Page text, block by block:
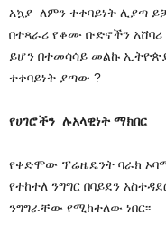
አኳያ ለምን ተቀባይነት ሊያጣ
በተጻራሪ የቆሙ ቡድኖችን
ይሆን በተመሳሳይ መልኩ
ተቀባይነት ያጣው ?
የሀገሮችን ሉአላዊነት ማክበር
የቀድሞው ፕሬዜዴንት ባራክ
የተከተለ ንግግር በባይደን
ንግግራቸው የሚከተለው ነበር፡፡